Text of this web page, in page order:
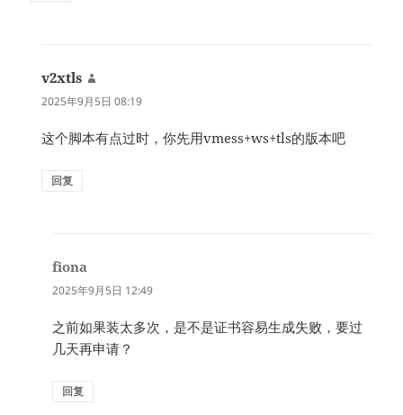
v2xtls
道：
2025年9月5日 08:19
这个脚本有点过时，你先用vmess+ws+tls的版本吧
回复
fiona
道：
2025年9月5日 12:49
之前如果装太多次，是不是证书容易生成失败，要过
几天再申请？
回复